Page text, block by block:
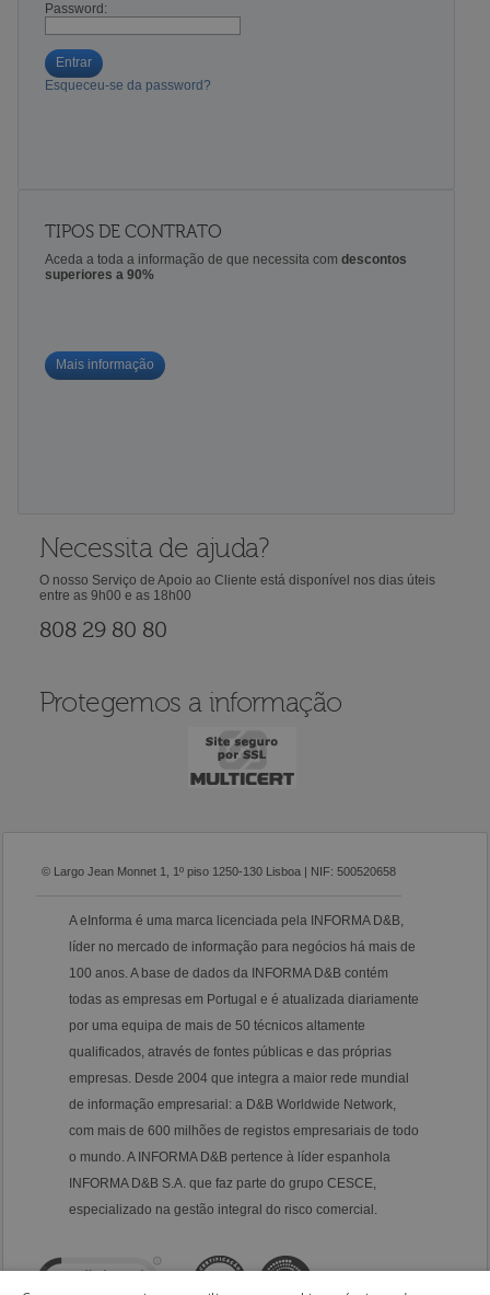
Password:
Entrar
Esqueceu-se da password?
TIPOS DE CONTRATO
Aceda a toda a informação de que necessita com descontos
superiores a 90%
Mais informação
Necessita de ajuda?
O nosso Serviço de Apoio ao Cliente está disponível nos dias úteis
entre as 9h00 e as 18h00
808 29 80 80
Protegemos a informação
© Largo Jean Monnet 1, 1º piso 1250-130 Lisboa | NIF: 500520658
A eInforma é uma marca licenciada pela INFORMA D&B,
líder no mercado de informação para negócios há mais de
100 anos. A base de dados da INFORMA D&B contém
todas as empresas em Portugal e é atualizada diariamente
por uma equipa de mais de 50 técnicos altamente
qualificados, através de fontes públicas e das próprias
empresas. Desde 2004 que integra a maior rede mundial
de informação empresarial: a D&B Worldwide Network,
com mais de 600 milhões de registos empresariais de todo
o mundo. A INFORMA D&B pertence à líder espanhola
INFORMA D&B S.A. que faz parte do grupo CESCE,
especializado na gestão integral do risco comercial.